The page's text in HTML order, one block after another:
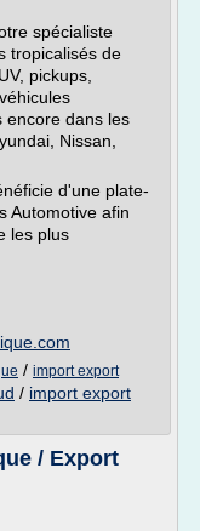
spécialiste
tropicalisés de
pickups,
encore dans les
Nissan,
d'une plate-
Automotive afin
les plus
/ import export
/ import export
/ Export